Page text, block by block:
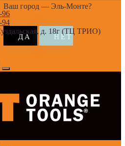
Ваш город — Эль-Монте?
96
94
д. 18г (ТЦ ТРИО)